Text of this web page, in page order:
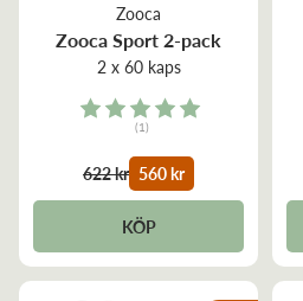
Zooca
Zooca Sport 2-pack
2 x 60 kaps
Rating:
(1)
622 kr 560 kr
KÖP